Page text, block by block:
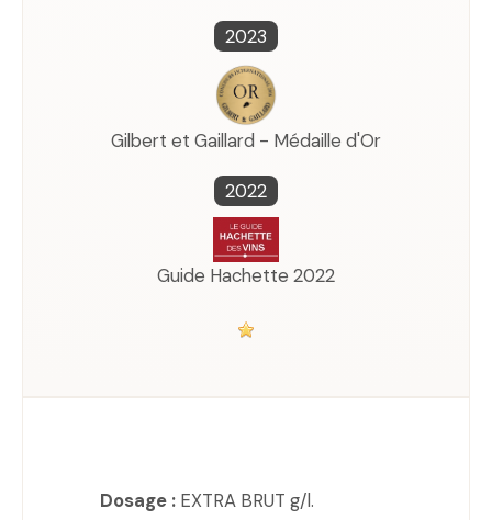
2023
Gilbert et Gaillard - Médaille d'Or
2022
Guide Hachette 2022
Dosage : EXTRA BRUT g/l.